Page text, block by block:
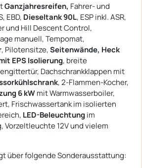
Ganzjahresreifen, Fahrer- und
EBD, Dieseltank 90L, ESP inkl. ASR,
und Hill Descent Control,
manuell, Tempomat,
, Pilotensitze,Seitenwände, Heck
EPS Isolierung, breite
Dachschrankklappen mit
, 2-Flammen-Kocher,
6 kWmit Warmwasserboiler,
Frischwassertank im isolierten
LED-Beleuchtungim
Vorzeltleuchte 12V und vielem
über folgende Sonderausstattung: